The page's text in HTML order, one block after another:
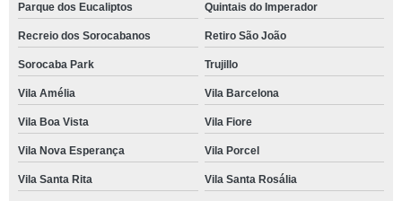
Parque dos Eucaliptos Quintais do Imperador
Recreio dos Sorocabanos Retiro São João
Sorocaba Park Trujillo
Vila Amélia Vila Barcelona
Vila Boa Vista Vila Fiore
Vila Nova Esperança Vila Porcel
Vila Santa Rita Vila Santa Rosália